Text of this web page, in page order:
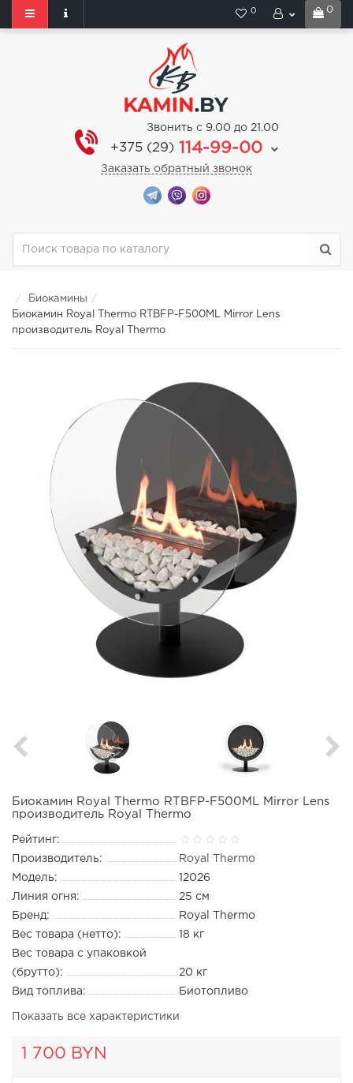
0
0
Звонить с 9.00 до 21.00
+375 (29) 114-99-00
Заказать обратный звонок
Биокамины
Биокамин Royal Thermo RTBFP-F500ML Mirror Lens
производитель Royal Thermo
Биокамин Royal Thermo RTBFP-F500ML Mirror Lens
производитель Royal Thermo
Рейтинг:
Производитель:
Royal Thermo
Модель:
12026
Линия огня:
25 см
Бренд:
Royal Thermo
Вес товара (нетто):
18 кг
Вес товара с упаковкой
(брутто):
20 кг
Вид топлива:
Биотопливо
Показать все характеристики
1 700 BYN